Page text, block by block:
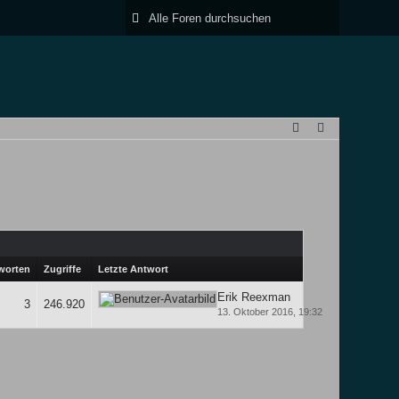
Zugriffe Letzte Antwort
3 246.920
Erik Reexman
13. Oktober 2016, 19:32